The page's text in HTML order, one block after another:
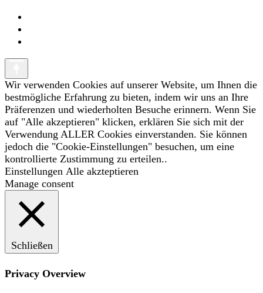
Wir verwenden Cookies auf unserer Website, um Ihnen die
bestmögliche Erfahrung zu bieten, indem wir uns an Ihre
Präferenzen und wiederholten Besuche erinnern. Wenn Sie
auf "Alle akzeptieren" klicken, erklären Sie sich mit der
Verwendung ALLER Cookies einverstanden. Sie können
jedoch die "Cookie-Einstellungen" besuchen, um eine
kontrollierte Zustimmung zu erteilen..
Einstellungen Alle akzteptieren
Manage consent
Schließen
Privacy Overview